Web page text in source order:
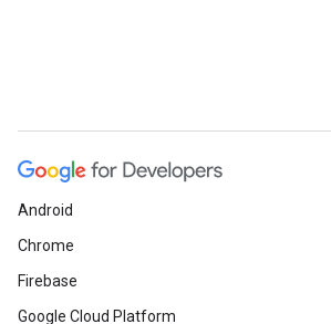
Android
Chrome
Firebase
Google Cloud Platform